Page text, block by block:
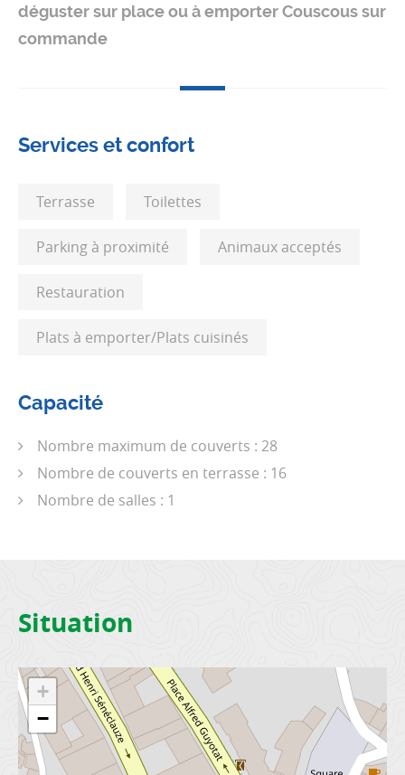
déguster sur place ou à emporter Couscous sur
commande
Services et confort
Terrasse Toilettes
Parking à proximité Animaux acceptés
Restauration
Plats à emporter/Plats cuisinés
Capacité
Nombre maximum de couverts : 28
Nombre de couverts en terrasse : 16
Nombre de salles : 1
Situation
+
−